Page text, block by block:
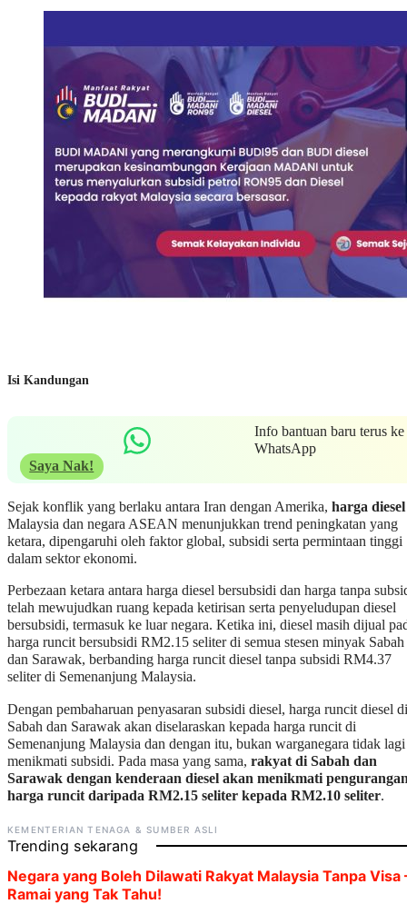
Isi Kandungan
Info bantuan baru terus ke
WhatsApp
Saya Nak!
Sejak konflik yang berlaku antara Iran dengan Amerika, harga
Malaysia dan negara ASEAN menunjukkan trend peningkatan yang
ketara, dipengaruhi oleh faktor global, subsidi serta permintaan tinggi
dalam sektor ekonomi.
Perbezaan ketara antara harga diesel bersubsidi dan harga tanpa
telah mewujudkan ruang kepada ketirisan serta penyeludupan diesel
bersubsidi, termasuk ke luar negara. Ketika ini, diesel masih dijual
harga runcit bersubsidi RM2.15 seliter di semua stesen minyak Sabah
dan Sarawak, berbanding harga runcit diesel tanpa subsidi RM4.37
seliter di Semenanjung Malaysia.
Dengan pembaharuan penyasaran subsidi diesel, harga runcit diesel di
Sabah dan Sarawak akan diselaraskan kepada harga runcit di
Semenanjung Malaysia dan dengan itu, bukan warganegara tidak lagi
menikmati subsidi. Pada masa yang sama, rakyat di Sabah dan
Sarawak dengan kenderaan diesel akan menikmati
harga runcit daripada RM2.15 seliter kepada RM2.10 seliter.
KEMENTERIAN TENAGA & SUMBER ASLI
Trending sekarang
Negara yang Boleh Dilawati Rakyat Malaysia Tanpa Visa
Ramai yang Tak Tahu!